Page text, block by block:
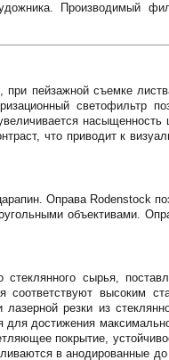
Производимый
при пейзажной съемке
светофильтр
насыщенность
что приводит к
Оправа Rodenstock
объективами.
сырья,
высоким
резки из
достижения
покрытие,
в анодированные